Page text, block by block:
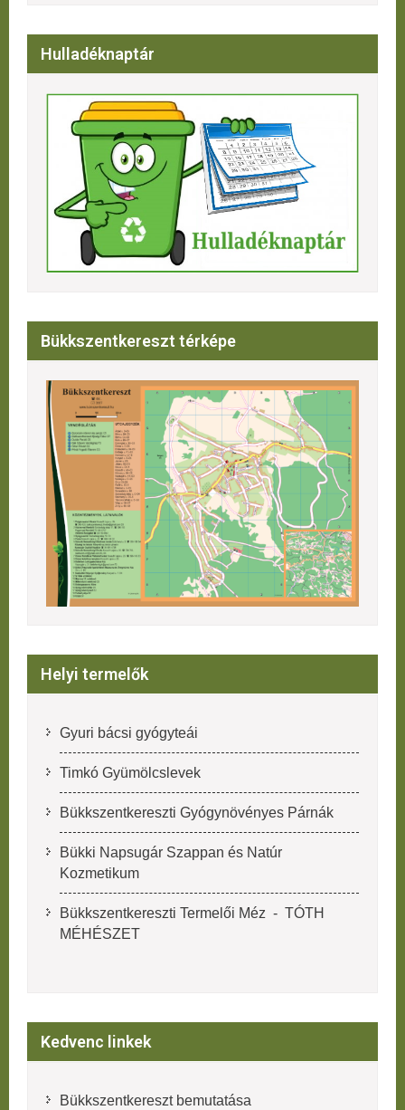
Hulladéknaptár
Bükkszentkereszt térképe
Helyi termelők
Gyuri bácsi gyógyteái
Timkó Gyümölcslevek
Bükkszentkereszti Gyógynövényes Párnák
Bükki Napsugár Szappan és Natúr
Kozmetikum
Bükkszentkereszti Termelői Méz - TÓTH
MÉHÉSZET
Kedvenc linkek
Bükkszentkereszt bemutatása